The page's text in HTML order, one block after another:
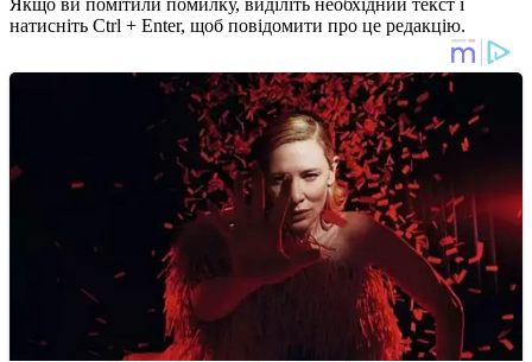
натисніть Ctrl + Enter, щоб повідомити про це редакцію.